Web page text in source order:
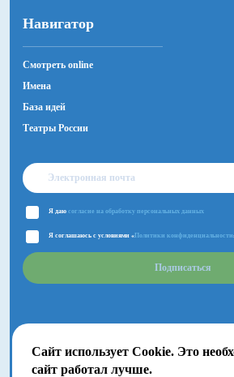
Сайт использует Cookie. Это
сайт работал лучше.
Навигатор
Смотреть online
Имена
База идей
Театры России
Я даю согласие на обработку персональных данных
Я соглашаюсь с условиями « Политики конфиденциальности
Подписаться